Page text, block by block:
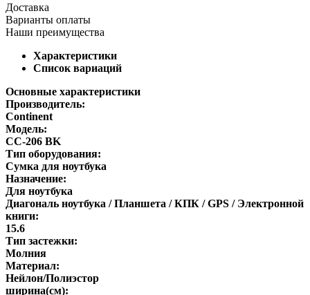
Доставка
Варианты оплаты
Наши преимущества
Характеристики
Список вариаций
Основные характеристики
Производитель:
Continent
Модель:
CC-206 BK
Тип оборудования:
Сумка для ноутбука
Назначение:
Для ноутбука
Диагональ ноутбука / Планшета / КПК / GPS / Электронной
книги:
15.6
Тип застежки:
Молния
Материал:
Нейлон/Полиэстор
ширина(см):